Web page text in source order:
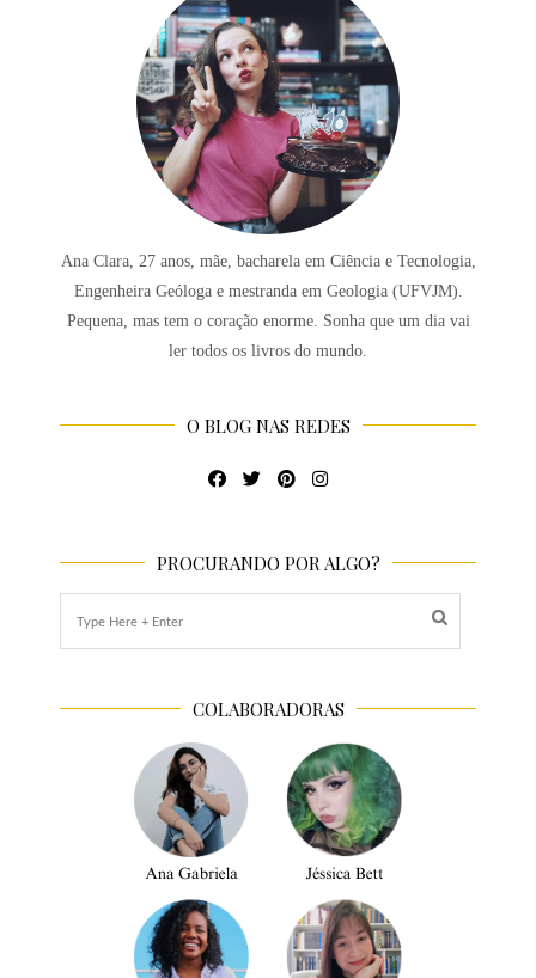
Ana Clara, 27 anos, mãe, bacharela em Ciência e Tecnologia,
Engenheira Geóloga e mestranda em Geologia (UFVJM).
Pequena, mas tem o coração enorme. Sonha que um dia vai
ler todos os livros do mundo.
O BLOG NAS REDES
PROCURANDO POR ALGO?
COLABORADORAS